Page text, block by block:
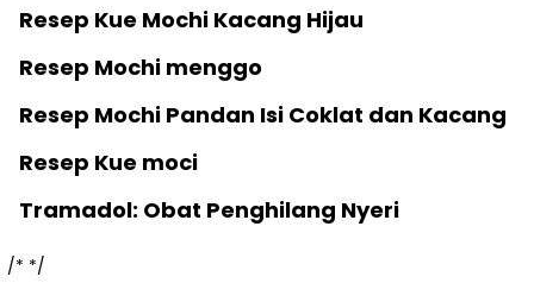
Resep Kue Mochi Kacang Hijau
Resep Mochi menggo
Resep Mochi Pandan Isi Coklat dan Kacang
Resep Kue moci
Tramadol: Obat Penghilang Nyeri
/* */